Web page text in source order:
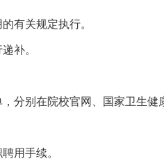
有关规定执行。
补。
分别在院校官网 、国家卫生
聘用手续。